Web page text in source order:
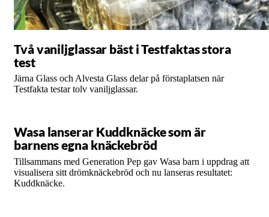
Två vaniljglassar bäst i Testfaktas stora
test
Järna Glass och Alvesta Glass delar på förstaplatsen när
Testfakta testar tolv vaniljglassar.
Wasa lanserar Kuddknäcke som är
barnens egna knäckebröd
Tillsammans med Generation Pep gav Wasa barn i uppdrag att
visualisera sitt drömknäckebröd och nu lanseras resultatet:
Kuddknäcke.